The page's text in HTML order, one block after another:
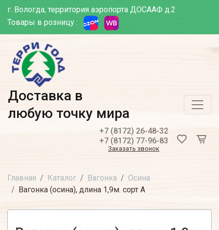
г. Вологда, территория аэропорта ДОСААФ д.2
Товары в розницу :
Доставка в
любую точку мира
+7 (8172) 26-48-32
+7 (8172) 77-96-83
Заказать звонок
Главная Каталог Вагонка
Осина
Вагонка (осина), длина 1,9м. сорт А